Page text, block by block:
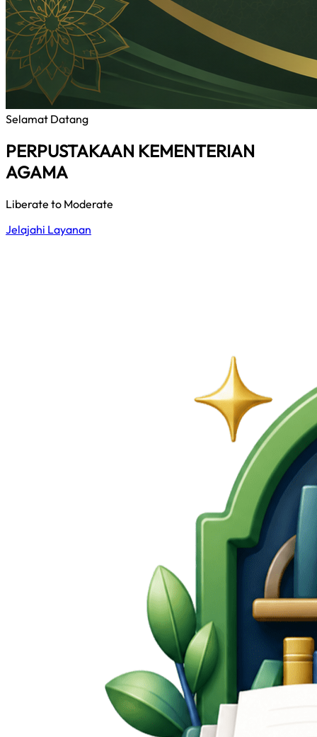
Selamat Datang
PERPUSTAKAAN KEMENTERIAN
AGAMA
Liberate to Moderate
Jelajahi Layanan